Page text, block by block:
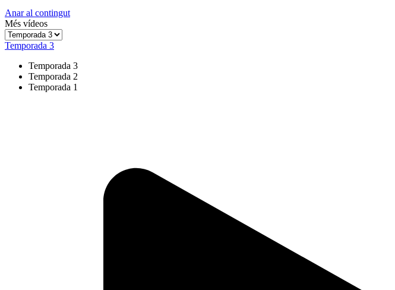
Anar al contingut
Més vídeos
Temporada 3
Temporada 3
Temporada 2
Temporada 1